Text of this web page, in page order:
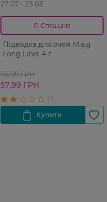
27 07 - 23 08
0_Спец.ціна
Підводка для очей M.a.g
Long Liner 4 г
115,99 ГРН
57,99 ГРН